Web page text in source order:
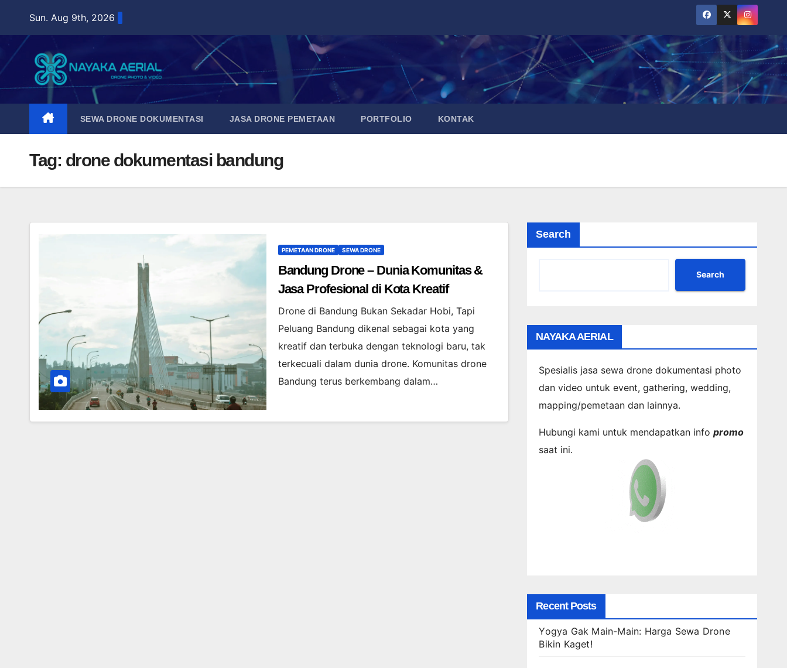
content
Sun. Aug 9th, 2026
SEWA DRONE DOKUMENTASI JASA DRONE PEMETAAN PORTFOLIO KONTAK
Tag: drone dokumentasi bandung
PEMETAAN DRONE SEWA DRONE
Bandung Drone – Dunia Komunitas &
Jasa Profesional di Kota Kreatif
Drone di Bandung Bukan Sekadar Hobi, Tapi
Peluang Bandung dikenal sebagai kota yang
kreatif dan terbuka dengan teknologi baru, tak
terkecuali dalam dunia drone. Komunitas drone
Bandung terus berkembang dalam…
Search
Search
NAYAKA AERIAL
Spesialis jasa sewa drone dokumentasi photo
dan video untuk event, gathering, wedding,
mapping/pemetaan dan lainnya.
Hubungi kami untuk mendapatkan infopromo
saat ini.
Recent Posts
Yogya Gak Main-Main: Harga Sewa Drone
Bikin Kaget!